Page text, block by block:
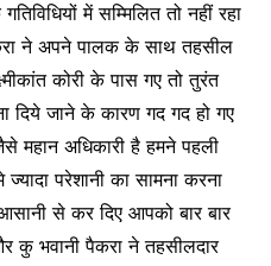
में सम्मिलित तो नहीं रहा
ने अपने पालक के साथ तहसील
कोरी के पास गए तो तुरंत
दिये जाने के कारण गद गद हो गए
अधिकारी है हमने पहली
परेशानी का सामना करना
से कर दिए आपको बार बार
कु भवानी पैकरा ने तहसीलदार